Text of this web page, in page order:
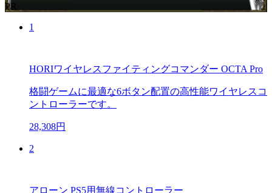
PR
1
HORIワイヤレスファイティングコマンダー OCTA Pro
格闘ゲームに最適な6ボタン配置の高性能ワイヤレスコ
ントローラーです。
28,308円
2
アローン PS5用無線コントローラー